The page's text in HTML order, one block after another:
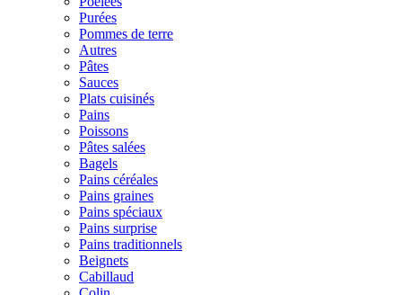
Purées
Pommes de terre
Autres
Pâtes
Sauces
Plats cuisinés
Pains
Poissons
Pâtes salées
Bagels
Pains céréales
Pains graines
Pains spéciaux
Pains surprise
Pains traditionnels
Beignets
Cabillaud